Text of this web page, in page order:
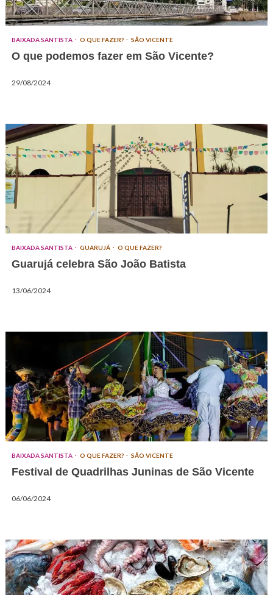
BAIXADA SANTISTA O QUE FAZER? SÃO VICENTE
O que podemos fazer em São Vicente?
29/08/2024
BAIXADA SANTISTA GUARUJÁ O QUE FAZER?
Guarujá celebra São João Batista
13/06/2024
BAIXADA SANTISTA O QUE FAZER? SÃO VICENTE
Festival de Quadrilhas Juninas de São Vicente
06/06/2024